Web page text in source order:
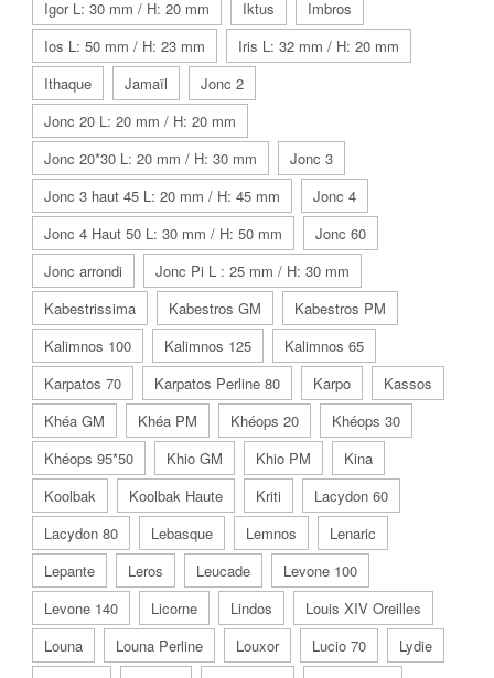
Igor L: 30 mm / H: 20 mm Iktus
Imbros
Ios L: 50 mm / H: 23 mm
Iris L: 32 mm / H: 20 mm
Ithaque
Jamaïl
Jonc 2
Jonc 20 L: 20 mm / H: 20 mm
Jonc 20*30 L: 20 mm / H: 30 mm
Jonc 3
Jonc 3 haut 45 L: 20 mm / H: 45 mm
Jonc 4
Jonc 4 Haut 50 L: 30 mm / H: 50 mm
Jonc 60
Jonc arrondi
Jonc Pi L : 25 mm / H: 30 mm
Kabestrissima
Kabestros GM
Kabestros PM
Kalimnos 100
Kalimnos 125
Kalimnos 65
Karpatos 70
Karpatos Perline 80 Karpo
Kassos
Khéa GM
Khéa PM Khéops 20
Khéops 30
Khéops 95*50
Khio GM Khio PM
Kina
Koolbak
Koolbak Haute Kriti
Lacydon 60
Lacydon 80
Lebasque Lemnos
Lenaric
Lepante
Leros Leucade
Levone 100
Levone 140
Licorne Lindos
Louis XIV Oreilles
Louna
Louna Perline Louxor Lucio 70
Lydie